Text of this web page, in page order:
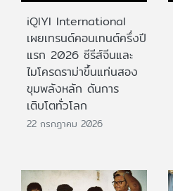
iQIYI International
เผยเทรนด์คอนเทนต์ครึ่งปี
แรก 2026 ซีรีส์จีนและ
ไมโครดราม่าขึ้นแท่นสอง
ขุมพลังหลัก ดันการ
เติบโตทั่วโลก
22 กรกฎาคม 2026